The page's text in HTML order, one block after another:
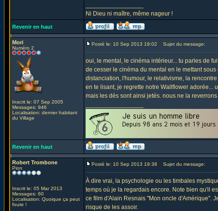
Ni Dieu ni maître, même nageur !
Revenir en haut
Mori
Numéro 2
Inscrit le: 07 Sep 2005
Messages: 946
Localisation: dernier habitant
du Village
Posté le: 10 Sep 2013 19:02 Sujet du message:
oui, le mental, le cinéma intérieur... tu parles de
de cesser le cinéma du mental en le mettant
distanciation, l'humour, le relativisme, la
en te lisant, je regrette notre Wallflower
mais les dés sont ainsi jetés. nous ne la
Revenir en haut
Robert Trombone
Pion
Inscrit le: 05 Mar 2013
Messages: 60
Localisation: Quoique ça peut
foute !
Posté le: 10 Sep 2013 19:38 Sujet du message:
À dire vrai, la psychologie ou les timbales
temps où je la regardais encore. Note bien qu'il
ce film d'Alain Resnais "Mon oncle d'Amérique".
risque de les assoir.